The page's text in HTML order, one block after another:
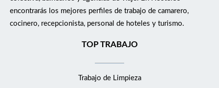
encontrarás los mejores perfiles de trabajo de camarero,
cocinero, recepcionista, personal de hoteles y turismo.
TOP TRABAJO
Trabajo de Limpieza